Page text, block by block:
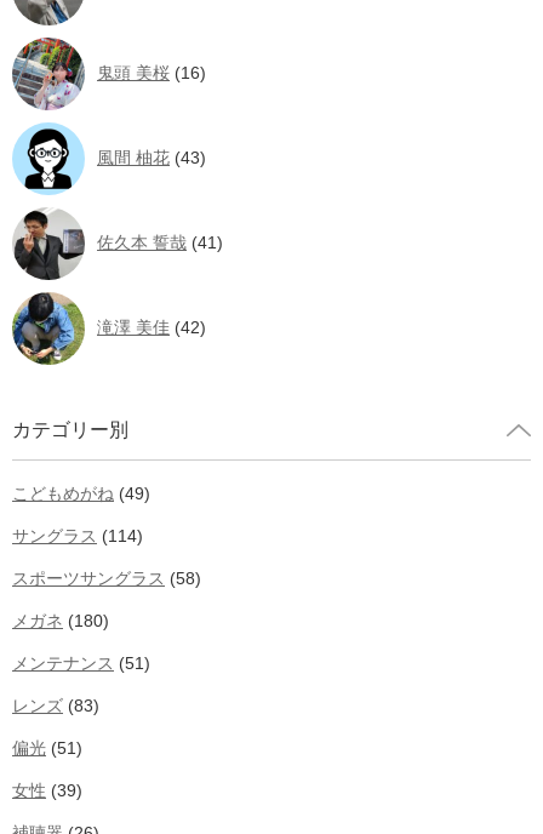
鬼頭 美桜 (16)
風間 柚花 (43)
佐久本 誓哉 (41)
滝澤 美佳 (42)
カテゴリー別
こどもめがね (49)
サングラス (114)
スポーツサングラス (58)
メガネ (180)
メンテナンス (51)
レンズ (83)
偏光 (51)
女性 (39)